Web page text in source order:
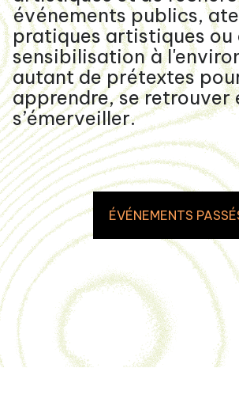
événements publics,
pratiques artistiques ou
sensibilisation à
autant de prétextes
apprendre, se retrouver
s’émerveiller.
ÉVÉNEMENTS